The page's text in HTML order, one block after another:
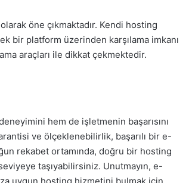
öne çıkmaktadır. Kendi hosting
bir platform üzerinden karşılama imkanı
araçları ile dikkat çekmektedir.
hem de işletmenin başarısını
ve ölçeklenebilirlik, başarılı bir e-
rekabet ortamında, doğru bir hosting
taşıyabilirsiniz. Unutmayın, e-